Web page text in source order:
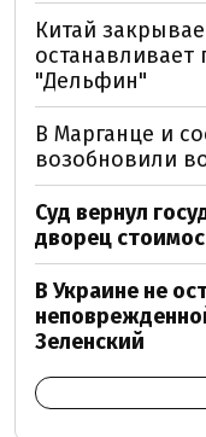
Китай
останавливает
"Дельфин"
В Марганце и
возобновили
Суд вернул
дворец
В Украине не
Зеленский